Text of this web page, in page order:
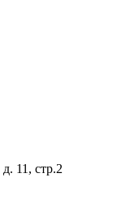
11, стр.2